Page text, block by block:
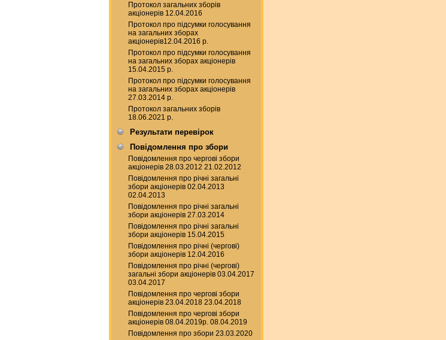
Протокол загальних зборів
акціонерів 12.04.2016
Протокол про підсумки голосування
на загальних зборах
акціонерів12.04.2016 р.
Протокол про підсумки голосування
на загальних зборах акціонерів
15.04.2015 р.
Протокол про підсумки голосування
на загальних зборах акціонерів
27.03.2014 р.
Протокол загальних зборів
18.06.2021 р.
Результати перевірок
Повідомлення про збори
Повідомлення про чергові збори
акціонерів 28.03.2012 21.02.2012
Повідомлення про річні загальні
збори акціонерів 02.04.2013
02.04.2013
Повідомлення про річні загальні
збори акціонерів 27.03.2014
Повідомлення про річні загальні
збори акціонерів 15.04.2015
Повідомлення про річні (чергові)
збори акціонерів 12.04.2016
Повідомлення про річні (чергові)
загальні збори акціонерів 03.04.2017
03.04.2017
Повідомлення про чергові збори
акціонерів 23.04.2018 23.04.2018
Повідомлення про чергові збори
акціонерів 08.04.2019р. 08.04.2019
Повідомлення про збори 23.03.2020